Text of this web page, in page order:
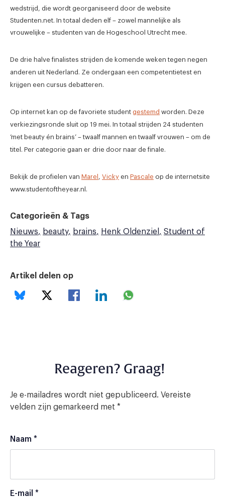
wedstrijd, die wordt georganiseerd door de website
Studenten.net. In totaal deden elf – zowel mannelijke als
vrouwelijke – studenten van de Hogeschool Utrecht mee.
De drie halve finalistes strijden de komende weken tegen negen
anderen uit Nederland. Ze ondergaan een competentietest en
krijgen een cursus debatteren.
Op internet kan op de favoriete student gestemd worden. Deze
verkiezingsronde sluit op 19 mei. In totaal strijden 24 studenten
‘met beauty én brains’ – twaalf mannen en twaalf vrouwen – om de
titel. Per categorie gaan er drie door naar de finale.
Bekijk de profielen van Marel , Vicky en Pascale op de internetsite
www.studentoftheyear.nl.
Categorieën & Tags
Nieuws
beauty brains Henk Oldenziel
Student of
the Year
Artikel delen op
Reageren? Graag!
Je e-mailadres wordt niet gepubliceerd. Vereiste
velden zijn gemarkeerd met *
Naam *
E-mail *